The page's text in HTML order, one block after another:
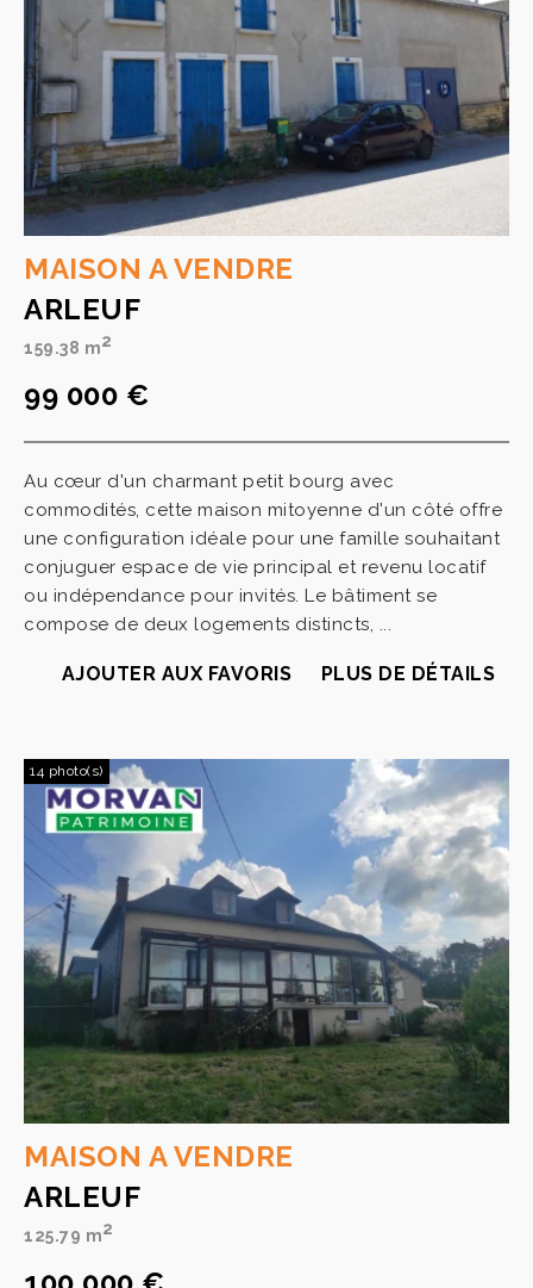
MAISON A VENDRE
ARLEUF
159.38 m2
99 000 €
Au cœur d'un charmant petit bourg avec
commodités, cette maison mitoyenne d'un côté offre
une configuration idéale pour une famille souhaitant
conjuguer espace de vie principal et revenu locatif
ou indépendance pour invités. Le bâtiment se
compose de deux logements distincts, ...
AJOUTER AUX FAVORIS PLUS DE DÉTAILS
14 photo(s)
MAISON A VENDRE
ARLEUF
125.79 m2